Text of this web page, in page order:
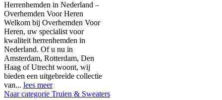
Herrenhemden in Nederland –
Overhemden Voor Heren
Welkom bij Overhemden Voor
Heren, uw specialist voor
kwaliteit herrenhemden in
Nederland. Of u nu in
Amsterdam, Rotterdam, Den
Haag of Utrecht woont, wij
bieden een uitgebreide collectie
van... lees meer
Naar categorie Truien & Sweaters